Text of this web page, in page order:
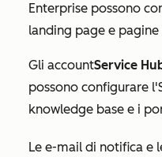
Enterprise possono
landing page e pagine
Gli accountService
possono configurare
knowledge base e i
Le e-mail di notifica e